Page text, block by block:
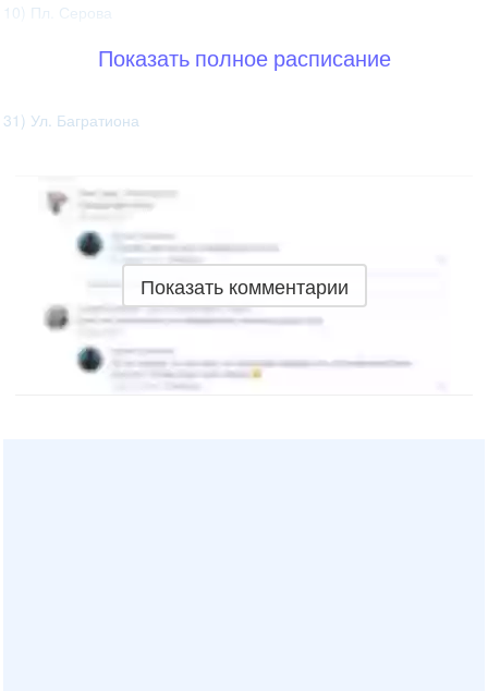
10) Пл. Серова
Показать полное расписание
31) Ул. Багратиона
Показать комментарии